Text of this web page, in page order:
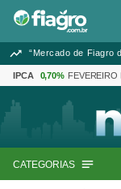
“Mercado de Fiagro
IPCA 0,70% FEVEREIRO
CATEGORIAS